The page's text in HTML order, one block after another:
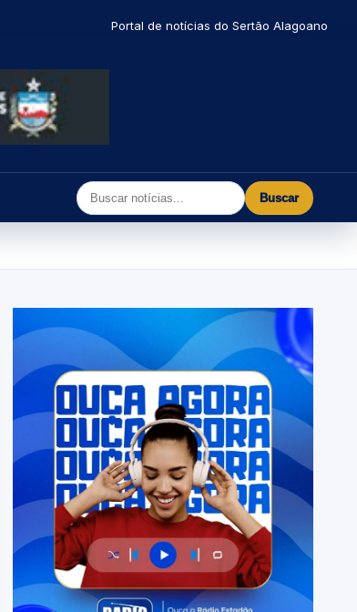
Portal de notícias do Sertão Alagoano
Buscar